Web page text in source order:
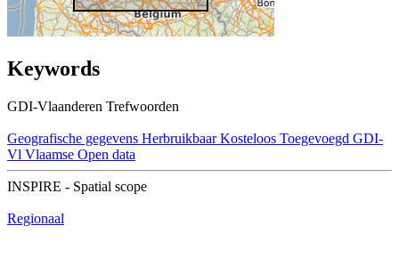
Keywords
GDI-Vlaanderen Trefwoorden
Geografische gegevens Herbruikbaar Kosteloos Toegevoegd GDI-
Vl Vlaamse Open data
INSPIRE - Spatial scope
Regionaal